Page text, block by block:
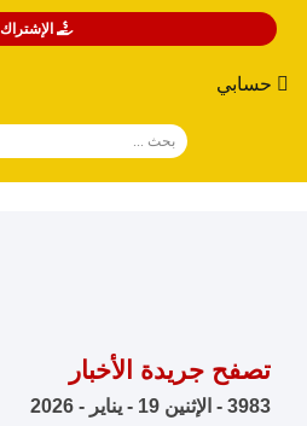
الإشتراك
حسابي
تصفح جريدة الأخبار
3983 - الإثنين 19 - يناير - 2026